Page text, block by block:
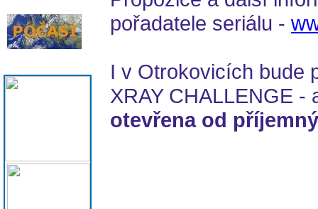
pořadatele seriálu -
I v Otrokovicích bude
XRAY CHALLENGE -
otevřena od